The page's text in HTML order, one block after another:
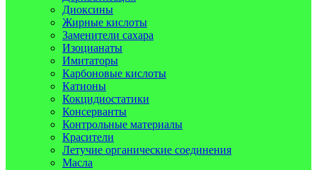
Диоксины
Жирные кислоты
Заменители сахара
Изоцианаты
Имитаторы
Карбоновые кислоты
Катионы
Кокцидиостатики
Консерванты
Контрольные материалы
Красители
Летучие органические соединения
Масла